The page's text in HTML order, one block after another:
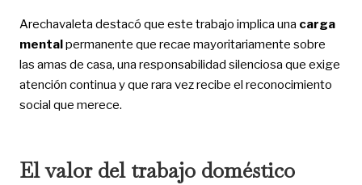
Arechavaleta destacó que este trabajo implica una carga
mentalpermanente que recae mayoritariamente sobre
las amas de casa, una responsabilidad silenciosa que exige
atención continua y que rara vez recibe el reconocimiento
social que merece.
El valor del trabajo doméstico